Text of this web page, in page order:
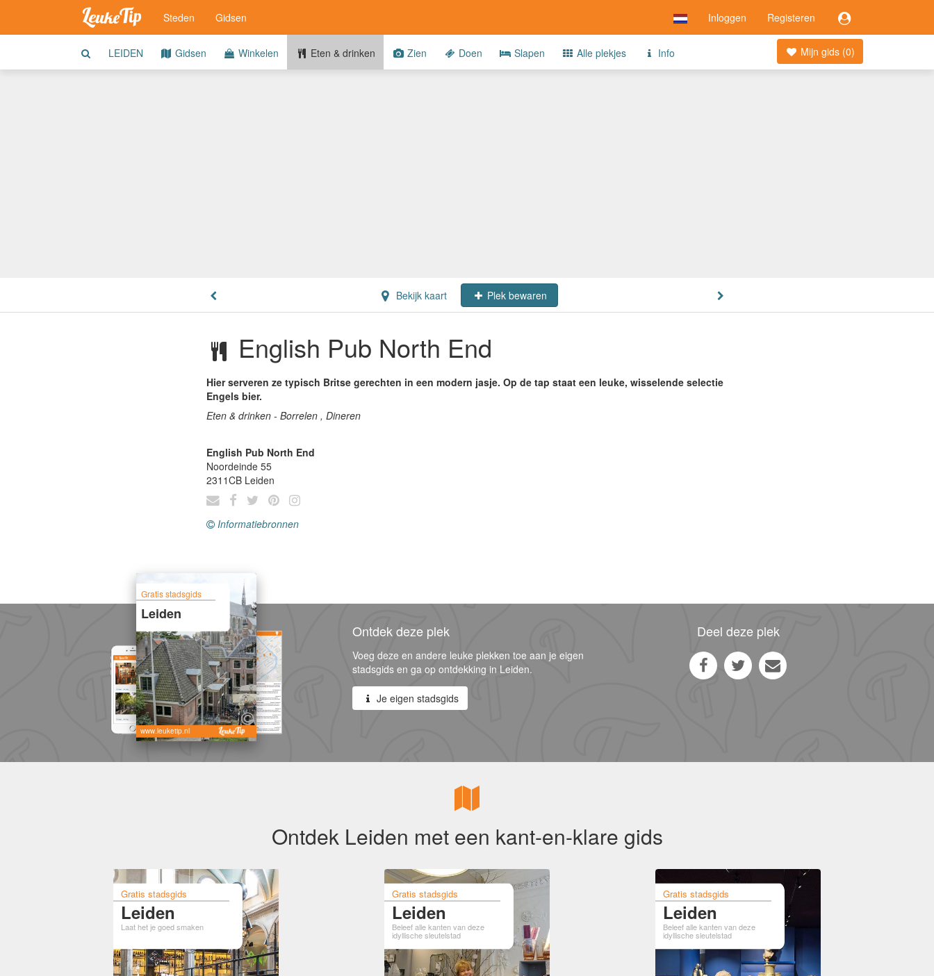
Inloggen Registeren
Steden Gidsen
Mijn gids (0)
LEIDEN Gidsen Winkelen Eten & drinken Zien Doen Slapen Alle plekjes Info
Bekijk kaart Plek bewaren
English Pub North End
Hier serveren ze typisch Britse gerechten in een modern jasje. Op de tap staat een leuke, wisselende selectie
Engels bier.
Eten & drinken - Borrelen , Dineren
English Pub North End
Noordeinde 55
2311CB Leiden
Informatiebronnen
Gratis stadsgids
Leiden
www.leuketip.nl
Ontdek deze plek
Voeg deze en andere leuke plekken toe aan je eigen
stadsgids en ga op ontdekking in Leiden.
Je eigen stadsgids
Deel deze plek
Ontdek Leiden met een kant-en-klare gids
Gratis stadsgids
Leiden
Laat het je goed smaken
Gratis stadsgids
Leiden
Beleef alle kanten van deze
idyllische sleutelstad
Gratis stadsgids
Leiden
Beleef alle kanten van deze
idyllische sleutelstad